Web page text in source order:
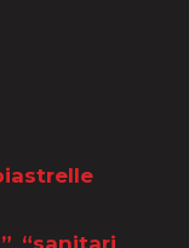
, “sanitari